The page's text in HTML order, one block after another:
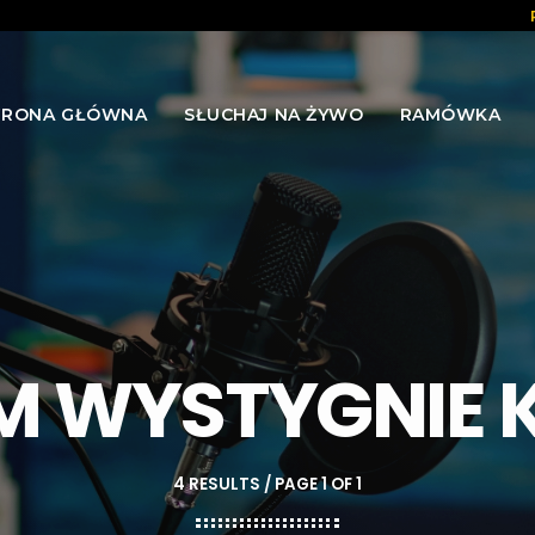
GŁÓWNA SŁUCHAJ NA ŻYWO RAMÓWKA
WYSTYGNIE
4 RESULTS / PAGE 1 OF 1